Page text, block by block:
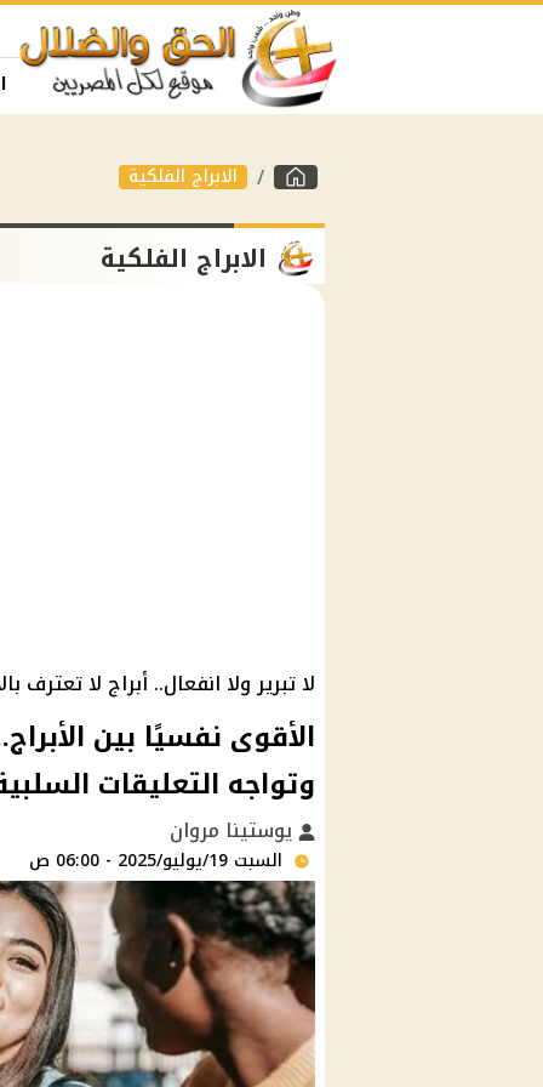
الابراج الفلكية
الابراج الفلكية
لا تبرير ولا انفعال.. أبراج لا
وتواجه التعليقات
يوستينا مروان
السبت 19/يوليو/2025 - 06:00 ص